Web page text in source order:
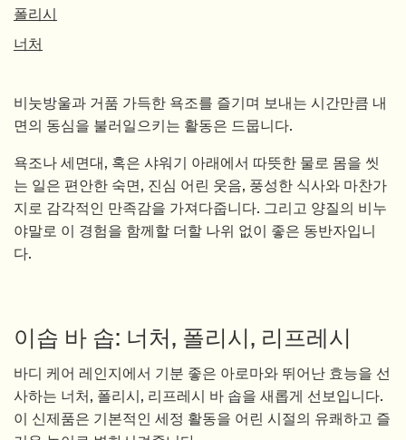
폴리시
너처
비눗방울과 거품 가득한 욕조를 즐기며 보내는 시간만큼 내
면의 동심을 불러일으키는 활동은 드뭅니다.
욕조나 세면대, 혹은 샤워기 아래에서 따뜻한 물로 몸을 씻
는 일은 편안한 숙면, 진심 어린 웃음, 풍성한 식사와 마찬가
지로 감각적인 만족감을 가져다줍니다. 그리고 양질의 비누
야말로 이 경험을 함께할 더할 나위 없이 좋은 동반자입니
다.
이솝 바 솝: 너처, 폴리시, 리프레시
바디 케어 레인지에서 기분 좋은 아로마와 뛰어난 효능을 선
사하는 너처, 폴리시, 리프레시 바 솝을 새롭게 선보입니다.
이 신제품은 기본적인 세정 활동을 어린 시절의 유쾌하고 즐